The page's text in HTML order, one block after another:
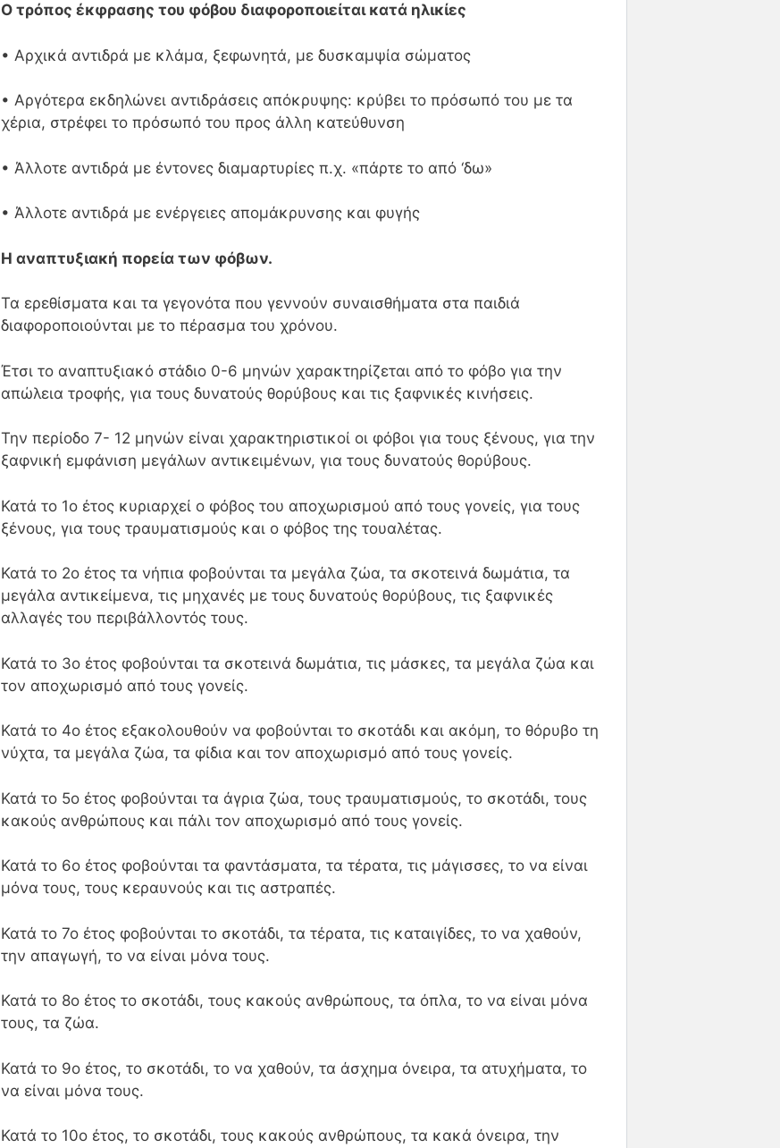
Ο τρόπος έκφρασης του φόβου διαφοροποιείται κατά ηλικίες
• Αρχικά αντιδρά με κλάμα, ξεφωνητά, με δυσκαμψία σώματος
• Αργότερα εκδηλώνει αντιδράσεις απόκρυψης: κρύβει το πρόσωπό του με τα
χέρια, στρέφει το πρόσωπό του προς άλλη κατεύθυνση
• Άλλοτε αντιδρά με έντονες διαμαρτυρίες π.χ. «πάρτε το από ‘δω»
• Άλλοτε αντιδρά με ενέργειες απομάκρυνσης και φυγής
Η αναπτυξιακή πορεία των φόβων.
Τα ερεθίσματα και τα γεγονότα που γεννούν συναισθήματα στα παιδιά
διαφοροποιούνται με το πέρασμα του χρόνου.
Έτσι το αναπτυξιακό στάδιο 0-6 μηνών χαρακτηρίζεται από το φόβο για την
απώλεια τροφής, για τους δυνατούς θορύβους και τις ξαφνικές κινήσεις.
Την περίοδο 7- 12 μηνών είναι χαρακτηριστικοί οι φόβοι για τους ξένους, για την
ξαφνική εμφάνιση μεγάλων αντικειμένων, για τους δυνατούς θορύβους.
Κατά το 1ο έτος κυριαρχεί ο φόβος του αποχωρισμού από τους γονείς, για τους
ξένους, για τους τραυματισμούς και ο φόβος της τουαλέτας.
Κατά το 2ο έτος τα νήπια φοβούνται τα μεγάλα ζώα, τα σκοτεινά δωμάτια, τα
μεγάλα αντικείμενα, τις μηχανές με τους δυνατούς θορύβους, τις ξαφνικές
αλλαγές του περιβάλλοντός τους.
Κατά το 3ο έτος φοβούνται τα σκοτεινά δωμάτια, τις μάσκες, τα μεγάλα ζώα και
τον αποχωρισμό από τους γονείς.
Κατά το 4ο έτος εξακολουθούν να φοβούνται το σκοτάδι και ακόμη, το θόρυβο τη
νύχτα, τα μεγάλα ζώα, τα φίδια και τον αποχωρισμό από τους γονείς.
Κατά το 5ο έτος φοβούνται τα άγρια ζώα, τους τραυματισμούς, το σκοτάδι, τους
κακούς ανθρώπους και πάλι τον αποχωρισμό από τους γονείς.
Κατά το 6ο έτος φοβούνται τα φαντάσματα, τα τέρατα, τις μάγισσες, το να είναι
μόνα τους, τους κεραυνούς και τις αστραπές.
Κατά το 7ο έτος φοβούνται το σκοτάδι, τα τέρατα, τις καταιγίδες, το να χαθούν,
την απαγωγή, το να είναι μόνα τους.
Κατά το 8ο έτος το σκοτάδι, τους κακούς ανθρώπους, τα όπλα, το να είναι μόνα
τους, τα ζώα.
Κατά το 9ο έτος, το σκοτάδι, το να χαθούν, τα άσχημα όνειρα, τα ατυχήματα, το
να είναι μόνα τους.
Κατά το 10ο έτος, το σκοτάδι, τους κακούς ανθρώπους, τα κακά όνειρα, την